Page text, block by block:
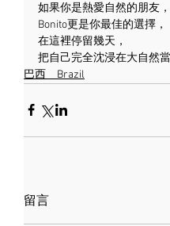
如果你是熱愛自然的朋友，
Bonito更是你最佳的選擇，
在這裡停留幾天，
把自己完全沈浸在大自然當
巴西＿Brazil
留言